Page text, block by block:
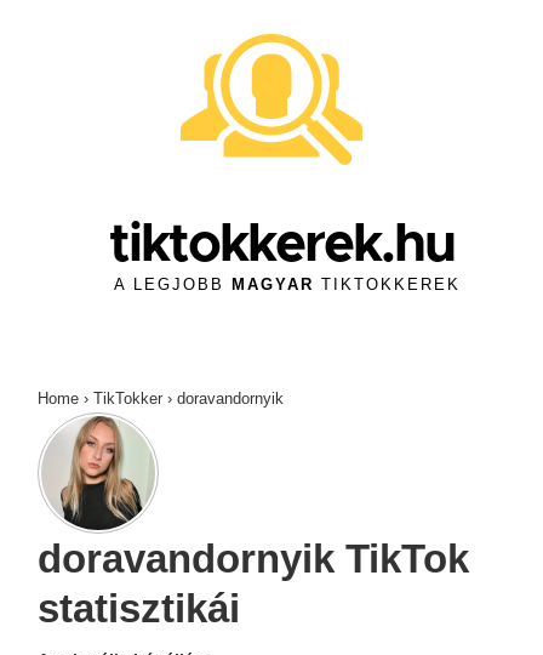
tiktokkerek.hu
A LEGJOBB MAGYAR TIKTOKKEREK
Home › TikTokker › doravandornyik
doravandornyik TikTok
statisztikái